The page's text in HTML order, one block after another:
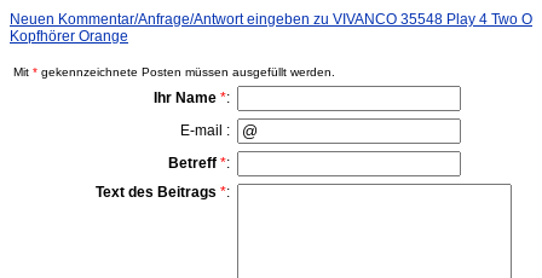
Neuen Kommentar/Anfrage/Antwort eingeben zu VIVANCO 35548 Play 4 Two O
Kopfhörer Orange
Mit * gekennzeichnete Posten müssen ausgefüllt werden.
Ihr Name *:
E-mail :
Betreff *:
Text des Beitrags *: